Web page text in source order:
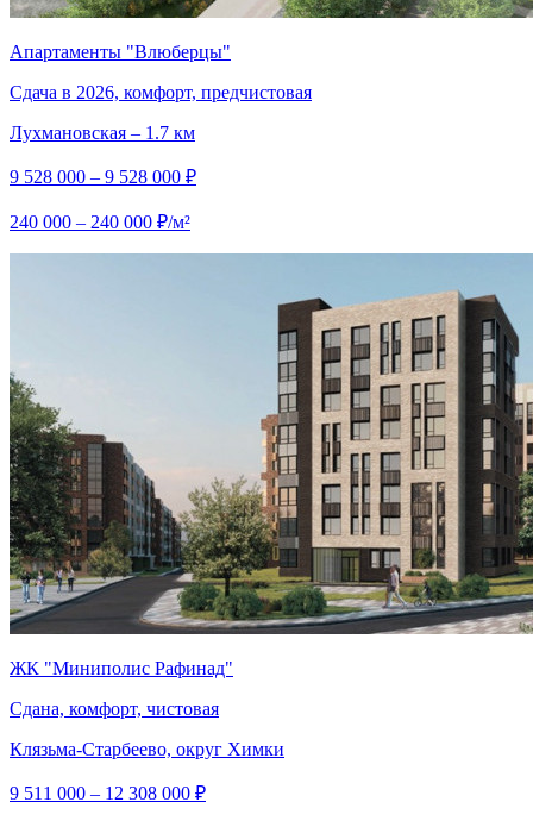
Апартаменты "Влюберцы"
Сдача в 2026, комфорт, предчистовая
Лухмановская – 1.7 км
9 528 000 – 9 528 000 ₽
240 000 – 240 000 ₽/м²
ЖК "Миниполис Рафинад"
Сдана, комфорт, чистовая
Клязьма-Старбеево, округ Химки
9 511 000 – 12 308 000 ₽